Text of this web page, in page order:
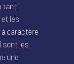
tant
les
caractère
sont les
une